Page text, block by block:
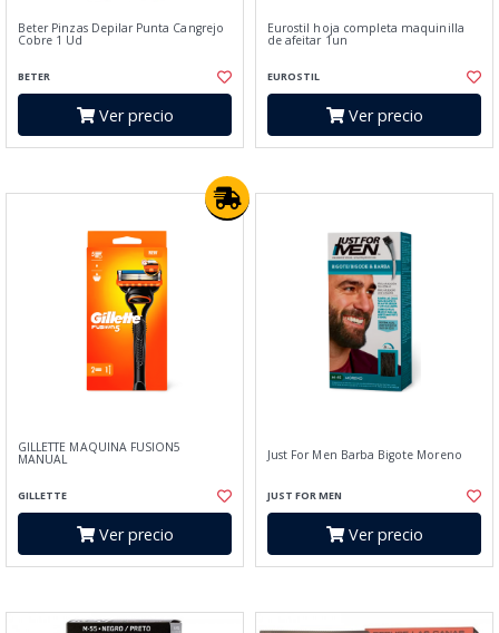
Beter Pinzas Depilar Punta Cangrejo
Cobre 1 Ud
BETER
Ver precio
Eurostil hoja completa maquinilla
de afeitar 1un
EUROSTIL
Ver precio
GILLETTE MAQUINA FUSION5
MANUAL
GILLETTE
Ver precio
Just For Men Barba Bigote Moreno
JUST FOR MEN
Ver precio